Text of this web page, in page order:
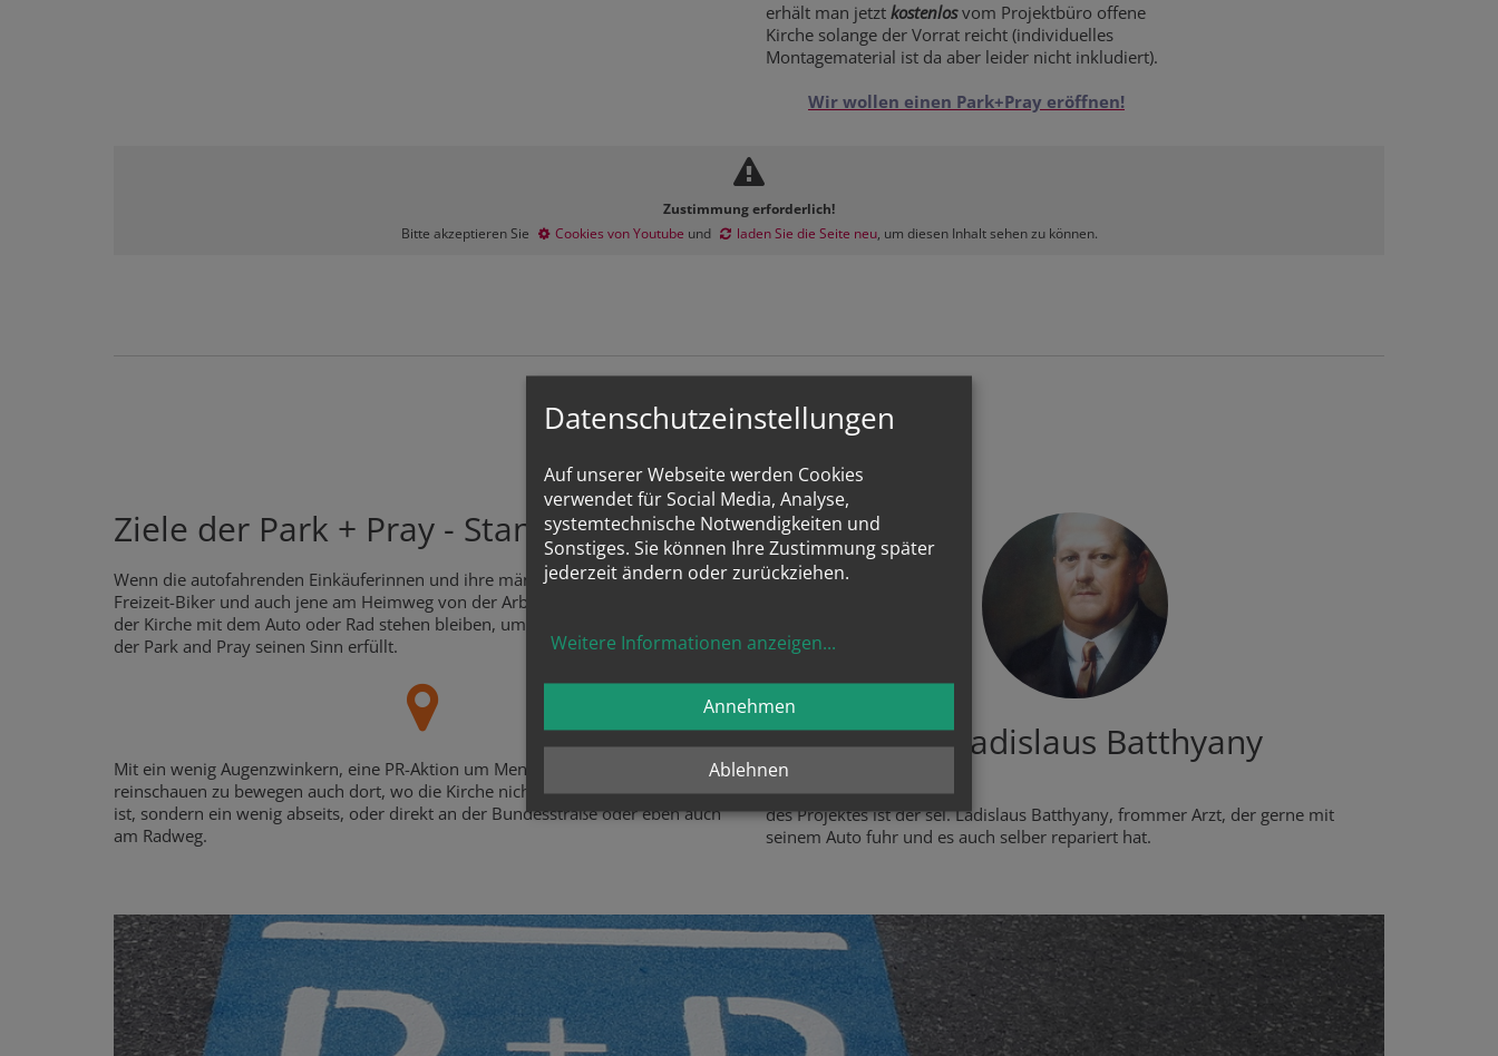
erhält man jetzt kostenlosvom Projektbüro offene
Kirche solange der Vorrat reicht (individuelles
Montagematerial ist da aber leider nicht inkludiert).
Wir wollen einen Park+Pray eröffnen!
Zustimmung erforderlich!
Bitte akzeptieren Sie
Cookies von Youtube und laden Sie die Seite neu, um diesen Inhalt sehen zu können.
Ziele der Park + Pray - Standorte
Wenn die autofahrenden Einkäuferinnen und ihre männlichen Pendants, die
Freizeit-Biker und auch jene am Heimweg von der Arbeit kurz auf 5 Minuten bei
der Kirche mit dem Auto oder Rad stehen bleiben, um inne zu halten, dann hat
der Park and Pray seinen Sinn erfüllt.
Mit ein wenig Augenzwinkern, eine PR-Aktion um Menschen zum in die Kirche
reinschauen zu bewegen auch dort, wo die Kirche nicht am belebten Hauptplatz
ist, sondern ein wenig abseits, oder direkt an der Bundesstraße oder eben auch
am Radweg.
Sel. Ladislaus Batthyany
Himmlischer Patron
des Projektes ist der sel. Ladislaus Batthyany, frommer Arzt, der gerne mit
seinem Auto fuhr und es auch selber repariert hat.
Datenschutzeinstellungen
Auf unserer Webseite werden Cookies
verwendet für Social Media, Analyse,
systemtechnische Notwendigkeiten und
Sonstiges. Sie können Ihre Zustimmung später
jederzeit ändern oder zurückziehen.
Weitere Informationen anzeigen...
Ablehnen
Annehmen